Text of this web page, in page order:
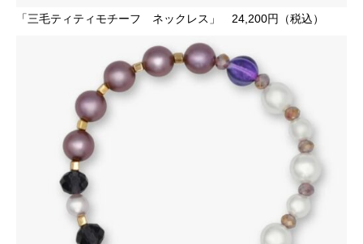
「三毛ティティモチーフ ネックレス」 24,200円（税込）